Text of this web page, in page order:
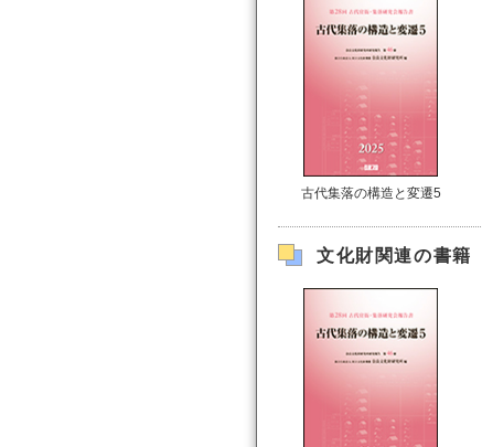
古代集落の構造と変遷5
文化財関連の書籍